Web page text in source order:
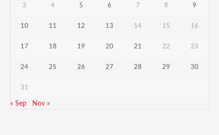
3 4 5 6 7 8 9
10 11 12 13 14 15 16
17 18 19 20 21 22 23
24 25 26 27 28 29 30
31
« Sep Nov »